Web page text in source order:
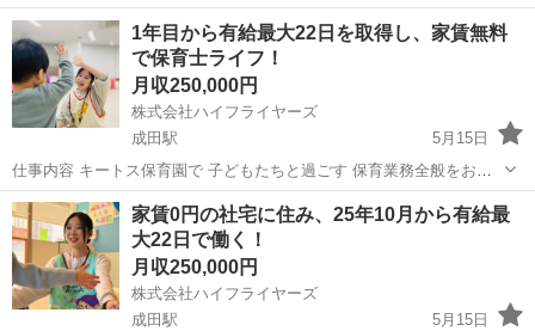
1年目から有給最大22日を取得し、家賃無料
で保育士ライフ！
月収250,000円
株式会社ハイフライヤーズ
成田駅
5月15日
仕事内容 キートス保育園で 子どもたちと過ごす 保育業務全般をお任
せします。 当園は「手ぶら登園」が特徴。 おむつ、洋服、歯ブラシな
どを 園が用意。 保護者の負担を軽減し、 保育士は子どもとの ふれあ
い...
千葉 成田市 成田駅 保育士 時短
家賃0円の社宅に住み、25年10月から有給最
大22日で働く！
月収250,000円
株式会社ハイフライヤーズ
成田駅
5月15日